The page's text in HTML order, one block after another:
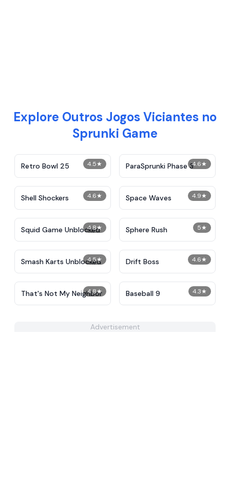
Explore Outros Jogos Viciantes no
Sprunki Game
4.5★
Retro Bowl 25 4.6★
ParaSprunki Phase 3
4.6★
Shell Shockers 4.9★
Space Waves
4.8★
Squid Game Unblocked 5★
Sphere Rush
4.5★
Smash Karts Unblocked 4.6★
Drift Boss
4.8★
That's Not My Neighbor 4.3★
Baseball 9
Advertisement